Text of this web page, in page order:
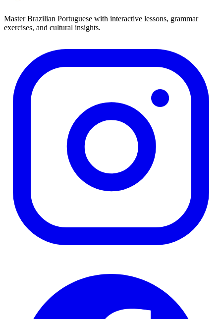
Master Brazilian Portuguese with interactive lessons, grammar
exercises, and cultural insights.